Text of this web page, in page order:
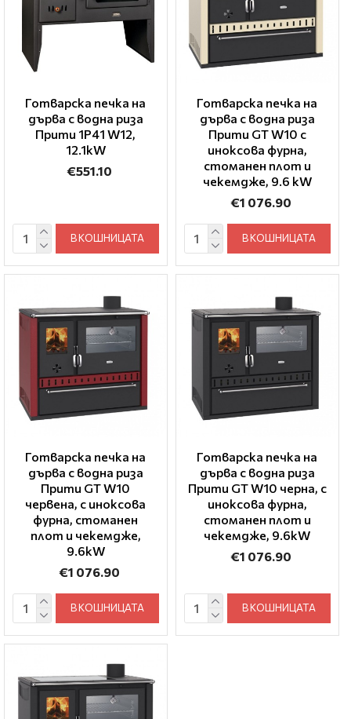
Готварска печка на
дърва с водна риза
Прити 1P41 W12,
12.1kW
€551.10
В КОШНИЦАТА
Готварска печка на
дърва с водна риза
Прити GT W10 с
иноксова фурна,
стоманен плот и
чекемдже, 9.6 kW
€1 076.90
В КОШНИЦАТА
Готварска печка на
дърва с водна риза
Прити GT W10
червена, с иноксова
фурна, стоманен
плот и чекемдже,
9.6kW
€1 076.90
В КОШНИЦАТА
Готварска печка на
дърва с водна риза
Прити GT W10 черна, с
иноксова фурна,
стоманен плот и
чекемдже, 9.6kW
€1 076.90
В КОШНИЦАТА